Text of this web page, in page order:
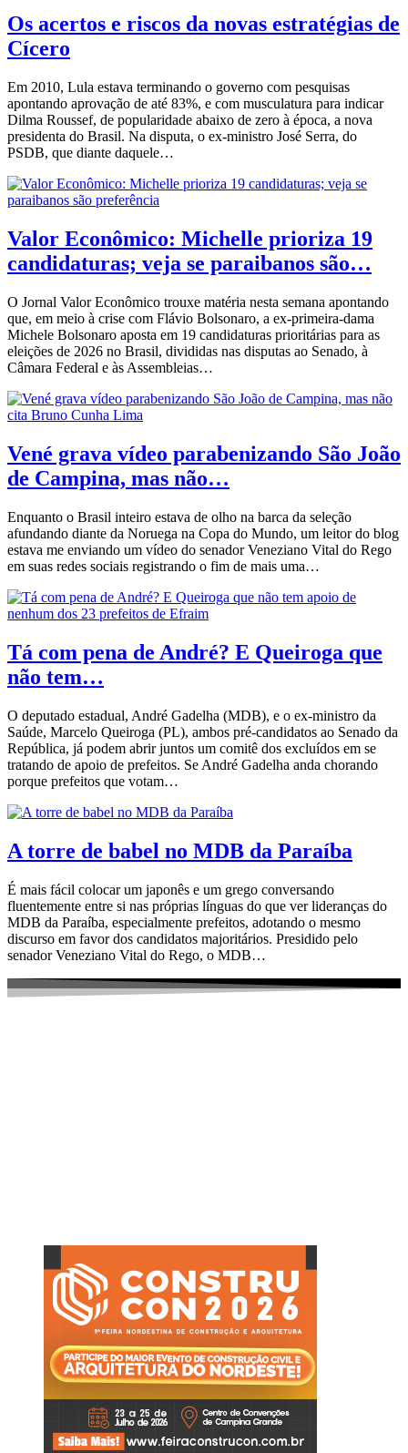
Os acertos e riscos da novas estratégias de
Cícero
Em 2010, Lula estava terminando o governo com pesquisas
apontando aprovação de até 83%, e com musculatura para indicar
Dilma Roussef, de popularidade abaixo de zero à época, a nova
presidenta do Brasil. Na disputa, o ex-ministro José Serra, do
PSDB, que diante daquele…
Valor Econômico: Michelle prioriza 19
candidaturas; veja se paraibanos são…
O Jornal Valor Econômico trouxe matéria nesta semana apontando
que, em meio à crise com Flávio Bolsonaro, a ex-primeira-dama
Michele Bolsonaro aposta em 19 candidaturas prioritárias para as
eleições de 2026 no Brasil, divididas nas disputas ao Senado, à
Câmara Federal e às Assembleias…
Vené grava vídeo parabenizando São João
de Campina, mas não…
Enquanto o Brasil inteiro estava de olho na barca da seleção
afundando diante da Noruega na Copa do Mundo, um leitor do blog
estava me enviando um vídeo do senador Veneziano Vital do Rego
em suas redes sociais registrando o fim de mais uma…
Tá com pena de André? E Queiroga que
não tem…
O deputado estadual, André Gadelha (MDB), e o ex-ministro da
Saúde, Marcelo Queiroga (PL), ambos pré-candidatos ao Senado da
República, já podem abrir juntos um comitê dos excluídos em se
tratando de apoio de prefeitos. Se André Gadelha anda chorando
porque prefeitos que votam…
A torre de babel no MDB da Paraíba
É mais fácil colocar um japonês e um grego conversando
fluentemente entre si nas próprias línguas do que ver lideranças do
MDB da Paraíba, especialmente prefeitos, adotando o mesmo
discurso em favor dos candidatos majoritários. Presidido pelo
senador Veneziano Vital do Rego, o MDB…